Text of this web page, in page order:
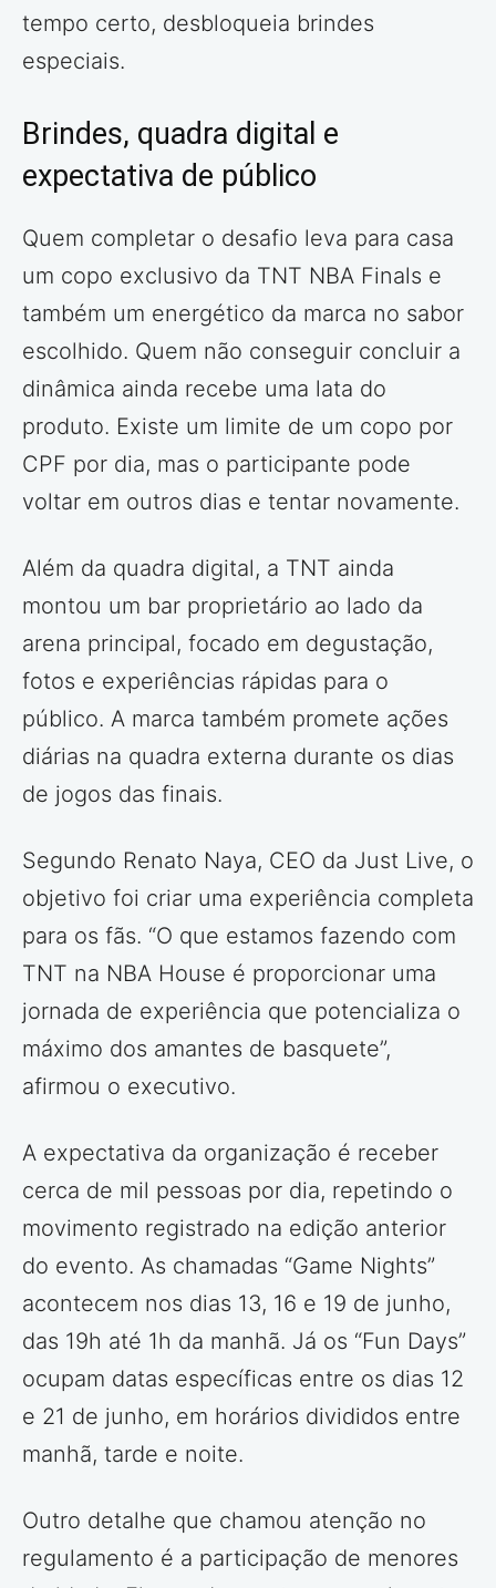
tempo certo, desbloqueia brindes
especiais.
Brindes, quadra digital e
expectativa de público
Quem completar o desafio leva para casa
um copo exclusivo da TNT NBA Finals e
também um energético da marca no sabor
escolhido. Quem não conseguir concluir a
dinâmica ainda recebe uma lata do
produto. Existe um limite de um copo por
CPF por dia, mas o participante pode
voltar em outros dias e tentar novamente.
Além da quadra digital, a TNT ainda
montou um bar proprietário ao lado da
arena principal, focado em degustação,
fotos e experiências rápidas para o
público. A marca também promete ações
diárias na quadra externa durante os dias
de jogos das finais.
Segundo Renato Naya, CEO da Just Live, o
objetivo foi criar uma experiência completa
para os fãs. “O que estamos fazendo com
TNT na NBA House é proporcionar uma
jornada de experiência que potencializa o
máximo dos amantes de basquete”,
afirmou o executivo.
A expectativa da organização é receber
cerca de mil pessoas por dia, repetindo o
movimento registrado na edição anterior
do evento. As chamadas “Game Nights”
acontecem nos dias 13, 16 e 19 de junho,
das 19h até 1h da manhã. Já os “Fun Days”
ocupam datas específicas entre os dias 12
e 21 de junho, em horários divididos entre
manhã, tarde e noite.
Outro detalhe que chamou atenção no
regulamento é a participação de menores